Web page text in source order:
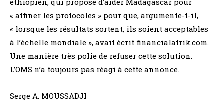
éthiopien, qui propose d’aider Madagascar pour
« affiner les protocoles » pour que, argumente-t-il,
« lorsque les résultats sortent, ils soient acceptables
à l’échelle mondiale », avait écrit financialafrik.com.
Une manière très polie de refuser cette solution.
L’OMS n’a toujours pas réagi à cette annonce.
Serge A. MOUSSADJI